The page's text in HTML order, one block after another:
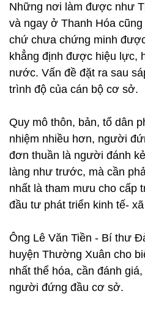
Những nơi làm được như
và ngay ở Thanh Hóa
chứ chưa chứng minh
khẳng định được hiệu lực,
nước. Vấn đề đặt ra sau
trình độ của cán bộ cơ sở.
Quy mô thôn, bản, tổ dân
nhiệm nhiều hơn, người
đơn thuần là người đánh
làng như trước, mà cần
nhất là tham mưu cho cấp
đầu tư phát triển kinh tế-
Ông Lê Văn Tiền - Bí thư
huyện Thường Xuân cho
nhất thể hóa, cần đánh
người đứng đầu cơ sở.